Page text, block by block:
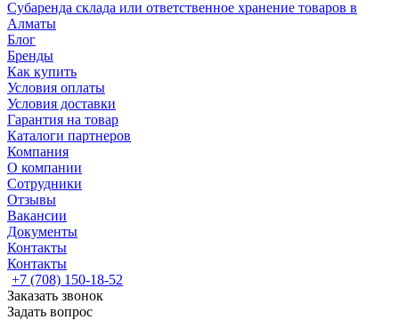
Субаренда склада или ответственное хранение товаров в
Алматы
Блог
Бренды
Как купить
Условия оплаты
Условия доставки
Гарантия на товар
Каталоги партнеров
Компания
О компании
Сотрудники
Отзывы
Вакансии
Документы
Контакты
Контакты
+7 (708) 150-18-52
Заказать звонок
Задать вопрос